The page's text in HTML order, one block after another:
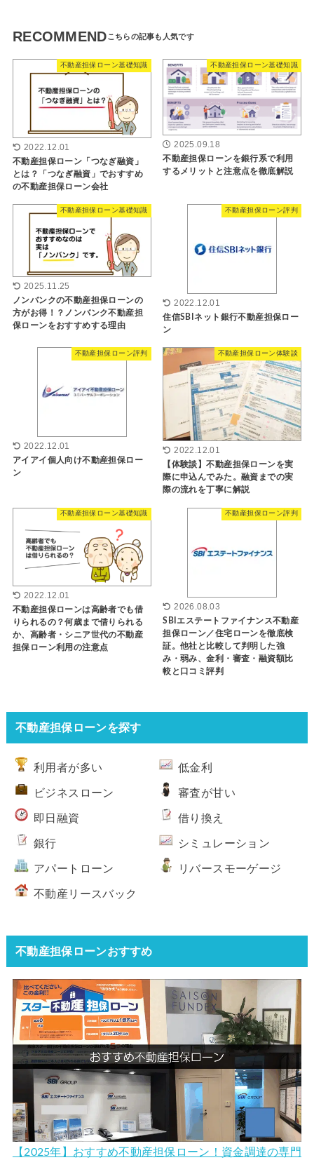
RECOMMEND
不動産担保ローン基礎知識
2022.12.01
不動産担保ローン「つなぎ融資」
とは？「つなぎ融資」でおすすめ
の不動産担保ローン会社
不動産担保ローン基礎知識
2025.09.18
不動産担保ローンを銀行系で利用
するメリットと注意点を徹底解説
不動産担保ローン基礎知識
2025.11.25
ノンバンクの不動産担保ローンの
方がお得！？ノンバンク不動産担
保ローンをおすすめする理由
不動産担保ローン評判
2022.12.01
住信SBIネット銀行不動産担保ロー
ン
不動産担保ローン評判
2022.12.01
アイアイ個人向け不動産担保ロー
ン
不動産担保ローン体験談
2022.12.01
【体験談】不動産担保ローンを実
際に申込んでみた。融資までの実
際の流れを丁寧に解説
不動産担保ローン基礎知識
2022.12.01
不動産担保ローンは高齢者でも借
りられるの？何歳まで借りられる
か、高齢者・シニア世代の不動産
担保ローン利用の注意点
不動産担保ローン評判
2026.08.03
SBIエステートファイナンス不動産
担保ローン／住宅ローンを徹底検
証。他社と比較して判明した強
み・弱み、金利・審査・融資額比
較と口コミ評判
不動産担保ローンを探す
利用者が多い 低金利
ビジネスローン 審査が甘い
即日融資 借り換え
銀行 シミュレーション
アパートローン リバースモーゲージ
不動産リースバック
不動産担保ローンおすすめ
【2025年】おすすめ不動産担保ローン！資金調達の専門